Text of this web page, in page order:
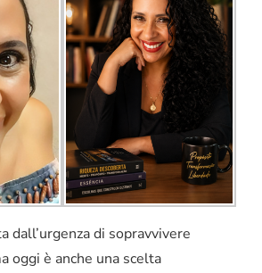
dall’urgenza di sopravvivere
oggi è anche una scelta